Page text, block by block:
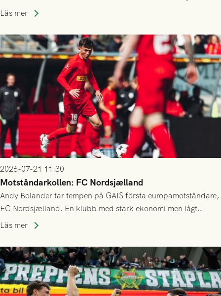
kvalet till Conference League! Avspark kl 19.00 på torsdag
Läs mer
2026-07-21 11:30
Motståndarkollen: FC Nordsjælland
Andy Bolander tar tempen på GAIS första europamotståndare,
FC Nordsjælland. En klubb med stark ekonomi men lågt
publiksnitt, ett lag med både kollektiv styrka och individuell
Läs mer